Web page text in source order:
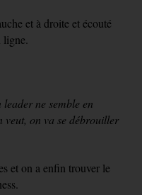
et à droite et écouté
leader ne semble en
veut, on va se débrouiller
et on a enfin trouver le